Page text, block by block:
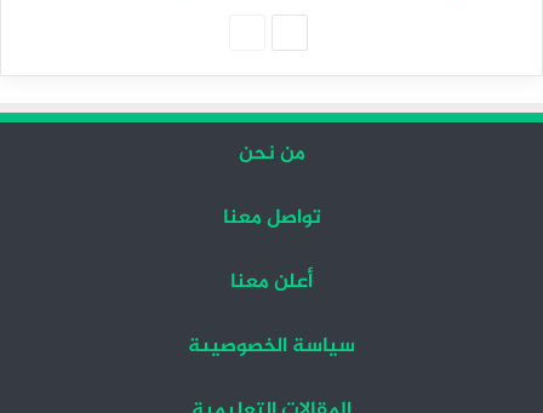
من نحن
تواصل معنا
أعلن معنا
سياسة الخصوصيىة